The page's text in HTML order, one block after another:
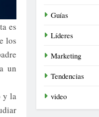
es
los
un
y la
Guías
Líderes
Marketing
Tendencias
video